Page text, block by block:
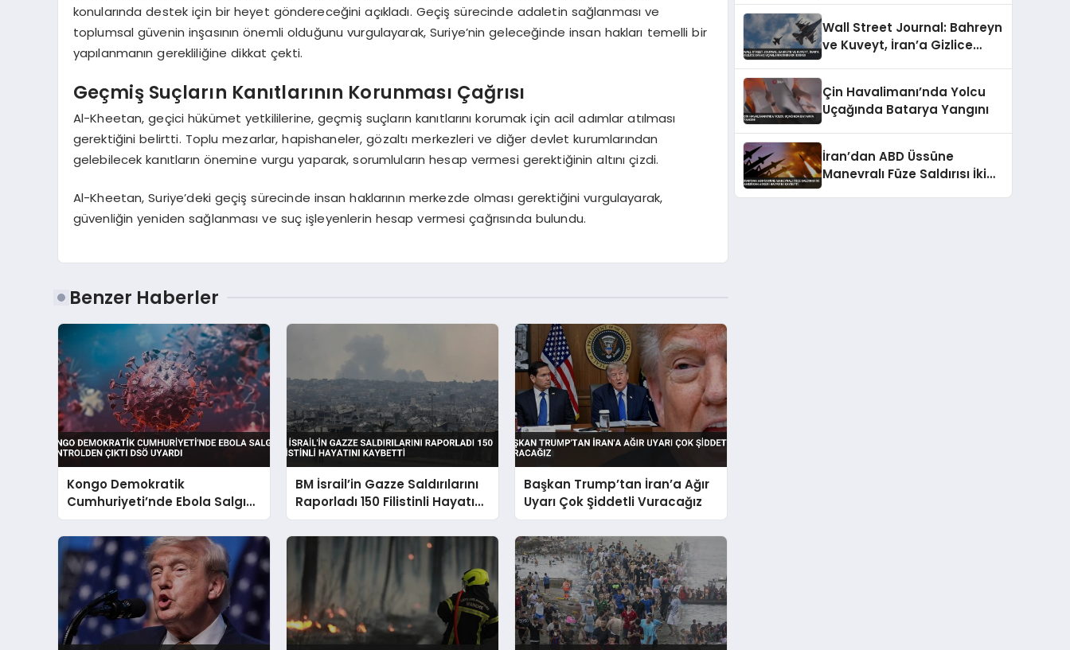
konularında destek için bir heyet göndereceğini açıkladı. Geçiş sürecinde adaletin sağlanması ve
toplumsal güvenin inşasının önemli olduğunu vurgulayarak, Suriye’nin geleceğinde insan hakları temelli bir
yapılanmanın gerekliliğine dikkat çekti.
Geçmiş Suçların Kanıtlarının Korunması Çağrısı
Al-Kheetan, geçici hükümet yetkililerine, geçmiş suçların kanıtlarını korumak için acil adımlar atılması
gerektiğini belirtti. Toplu mezarlar, hapishaneler, gözaltı merkezleri ve diğer devlet kurumlarından
gelebilecek kanıtların önemine vurgu yaparak, sorumluların hesap vermesi gerektiğinin altını çizdi.
Al-Kheetan, Suriye’deki geçiş sürecinde insan haklarının merkezde olması gerektiğini vurgulayarak,
güvenliğin yeniden sağlanması ve suç işleyenlerin hesap vermesi çağrısında bulundu.
Benzer Haberler
Kongo Demokratik
Cumhuriyeti’nde Ebola Salgını
Kontrolden Çıktı DSÖ Uyardı
BM İsrail’in Gazze Saldırılarını
Raporladı 150 Filistinli Hayatını
Kaybetti
Başkan Trump’tan İran’a Ağır
Uyarı Çok Şiddetli Vuracağız
Wall Street Journal: Bahreyn
ve Kuveyt, İran’a Gizlice
Çin Havalimanı’nda Yolcu
Uçağında Batarya Yangını
İran’dan ABD Üssüne
Manevralı Füze Saldırısı İki